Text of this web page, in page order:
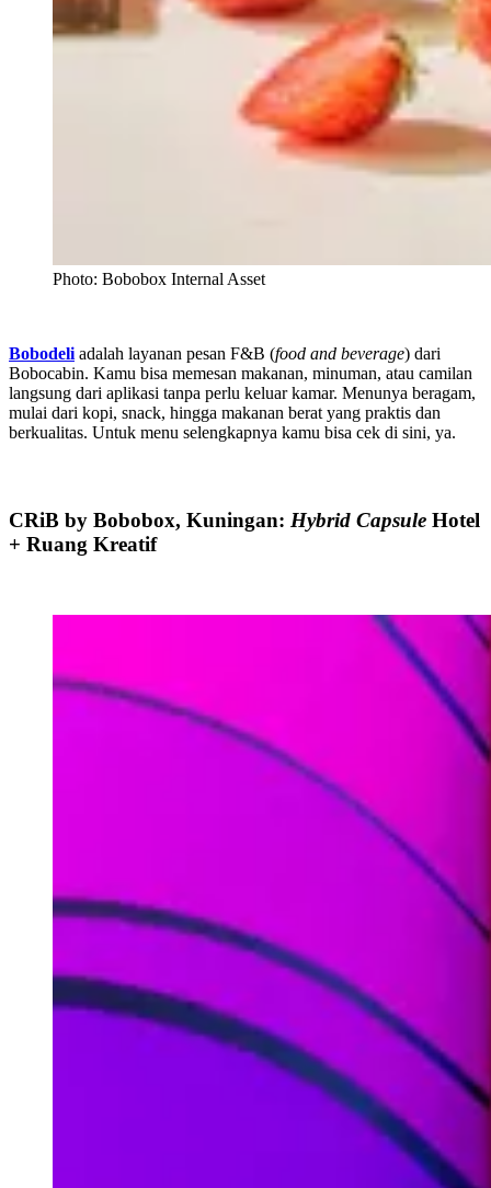
Photo: Bobobox Internal Asset
Bobodeli adalah layanan pesan F&B (food and beverage) dari
Bobocabin. Kamu bisa memesan makanan, minuman, atau camilan
langsung dari aplikasi tanpa perlu keluar kamar. Menunya beragam,
mulai dari kopi, snack, hingga makanan berat yang praktis dan
berkualitas. Untuk menu selengkapnya kamu bisa cek di sini, ya.
CRiB by Bobobox, Kuningan: Hybrid Capsule Hotel
+ Ruang Kreatif